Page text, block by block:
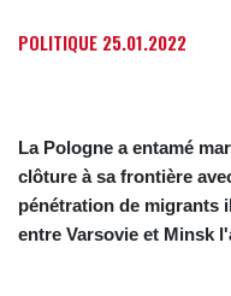
POLITIQUE 25.01.2022
La Pologne a entamé
clôture à sa frontière
pénétration de migrants
entre Varsovie et Minsk